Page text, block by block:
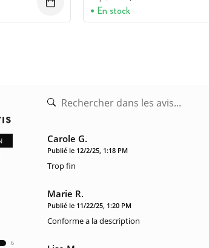
international de l'analyse sensorielle.
En stock
6
Carole G.
Publié le 12/2/25, 1:18 PM
Trop fin
Marie R.
Publié le 11/22/25, 1:20 PM
Conforme a la description